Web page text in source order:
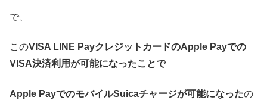
で、
このVISA LINE PayクレジットカードのApple Payでの
VISA決済利用が可能になったことで
Apple PayでのモバイルSuicaチャージが可能になったの